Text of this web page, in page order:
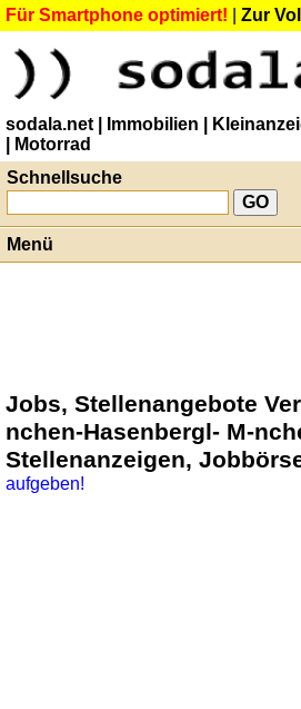
Für Smartphone optimiert! Zur
sodala.net | Immobilien |
| Motorrad
Schnellsuche
Menü
Jobs, Stellenangebote
nchen-Hasenbergl- M-
Stellenanzeigen,
aufgeben!